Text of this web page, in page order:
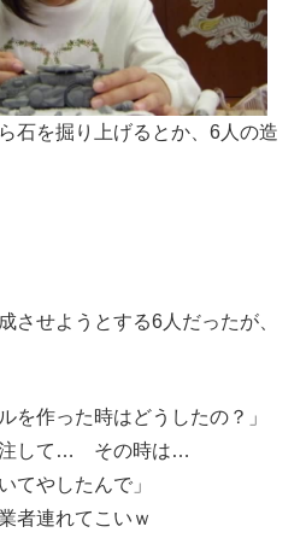
石を掘り上げるとか、6人の造
させようとする6人だったが、
を作った時はどうしたの？」
注して… その時は…
てやしたんで」
者連れてこいｗ